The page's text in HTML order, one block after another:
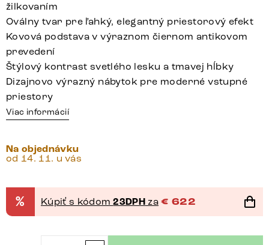
žilkovaním
Oválny tvar pre ľahký, elegantný priestorový efekt
Kovová podstava v výraznom čiernom antikovom
prevedení
Štýlový kontrast svetlého lesku a tmavej hĺbky
Dizajnovo výrazný nábytok pre moderné vstupné
priestory
Viac informácií
Na objednávku
od 14. 11. u vás
% Kúpiť s kódom23DPH za € 622